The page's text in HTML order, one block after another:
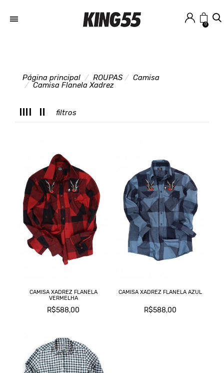
0
Página principal ROUPAS
Camisa
Camisa Flanela Xadrez
filtros
CAMISA XADREZ FLANELA
VERMELHA
R$588,00
CAMISA XADREZ FLANELA AZUL
R$588,00